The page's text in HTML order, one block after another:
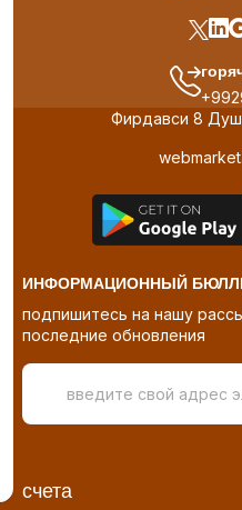
Фирдавси 8
ИНФОРМАЦИОННЫЙ
подпишитесь на нашу
последние обновления
счета